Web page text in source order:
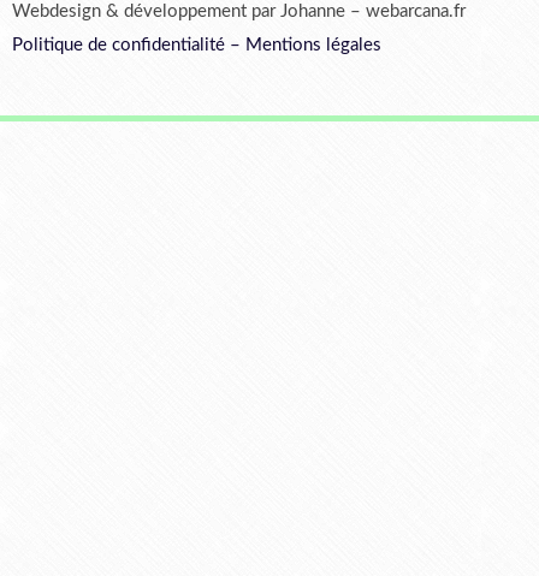
Webdesign & développement par Johanne – webarcana.fr
Politique de confidentialité – Mentions légales